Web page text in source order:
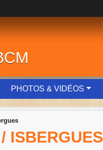
PHOTOS & VIDÉOS
ISBERGUES